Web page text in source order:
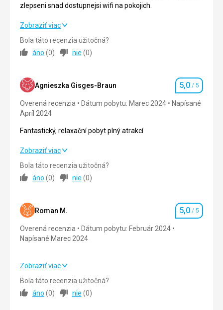
zlepseni snad dostupnejsi wifi na pokojich.
Celkova spokojenost s hotelem i nabizenymi sluzbami. Ke
Strava
Okolie 5,0/ 5
Služby
Cena
Strava
Skvela, velky vyber jidel.
zvukova izolace se sousednimi pokoji.
Táto recenzia bola preložená automaticky pomocou
Google Translate
Zobraziť viac
Bola táto recenzia užitočná?
áno (0) nie (0)
Agnieszka Gisges-Braun Hodnotenie
5,0 / 5
Overená recenzia Dátum pobytu: Marec 2024
Napísané
Apríl 2024
Fantastický, relaxační pobyt plný atrakcí
Fantastický, relaxační pobyt plný atrakcí
Strava
Okolie 5,0/ 5
Služby
Zobraziť viac
Bola táto recenzia užitočná?
áno (0) nie (0)
Roman M. Hodnotenie
5,0 / 5
Overená recenzia
Dátum pobytu: Február 2024
Napísané Marec 2024
Ubytovanie
Zobraziť viac
Bola táto recenzia užitočná?
áno (0) nie (0)